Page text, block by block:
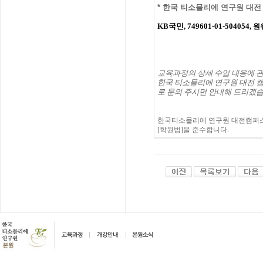
* 한국 티소믈리에 연구원 대전
KB국민, 749601-01-504054, 원
교육과정의 상세 수업 내용에
한국 티소믈리에 연구원대전
로 문의 주시면 안내해 드리겠
한국티소믈리에 연구원 대전캠
[학원법]을 준수합니다.